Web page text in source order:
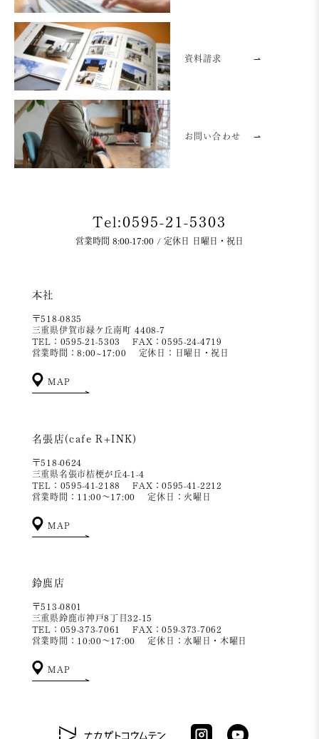
資料請求 ⇀
お問い合わせ ⇀
Tel:0595-21-5303
営業時間 8:00-17:00 / 定休日 日曜日・祝日
本社
〒518-0835
三重県伊賀市緑ケ丘南町 4408-7
TEL：0595-21-5303
FAX：0595-24-4719
営業時間：8:00~17:00
定休日：日曜日・祝日
MAP
名張店(cafe R+INK)
〒518-0624
三重県名張市桔梗が丘4-1-4
TEL：0595-41-2188
FAX：0595-41-2212
営業時間：11:00～17:00
定休日：火曜日
MAP
鈴鹿店
〒513-0801
三重県鈴鹿市神戸8丁目32-15
TEL：059-373-7061
FAX：059-373-7062
営業時間：10:00～17:00
定休日：水曜日・木曜日
MAP